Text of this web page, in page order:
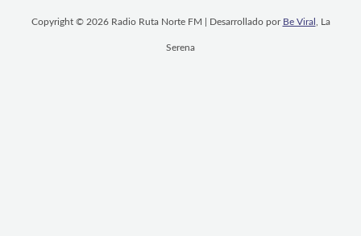
Copyright © 2026 Radio Ruta Norte FM | Desarrollado por Be Viral , La
Serena